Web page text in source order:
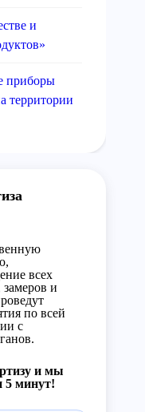
и
приборы
территории
всех
и
по всей
с
и мы
5 минут!